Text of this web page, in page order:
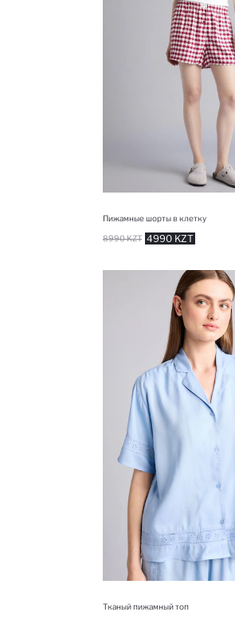
Пижамные шорты в клетку
4990 KZT
8990 KZT
Тканый пижамный топ